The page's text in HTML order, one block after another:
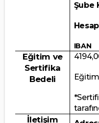
Şube
Eğitim ve
Sertifika
Bedeli
İletişim